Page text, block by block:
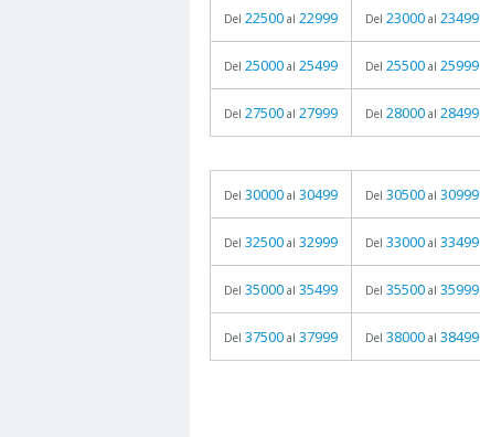
Del 22500 al 22999 Del 23000 al 23499
Del 25000 al 25499 Del 25500 al 25999
Del 27500 al 27999 Del 28000 al 28499
Del 30000 al 30499 Del 30500 al 30999
Del 32500 al 32999 Del 33000 al 33499
Del 35000 al 35499 Del 35500 al 35999
Del 37500 al 37999 Del 38000 al 38499